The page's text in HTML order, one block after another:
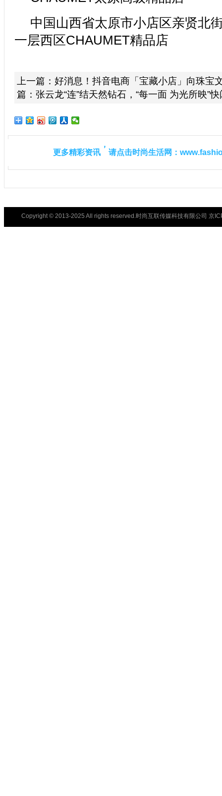
中国山西省太原市小店区亲贤北
一层西区CHAUMET精品店
上一篇： 好消息！抖音电商「宝藏小店」向珠宝
篇： 张云龙“连”结天然钻石，“每一面 为光所映”
更多精彩资讯 请点击时尚生活网 ： www.fashi
Copyright © 2013-2025 All rights reserved.时尚互联传媒科技有限公司 京